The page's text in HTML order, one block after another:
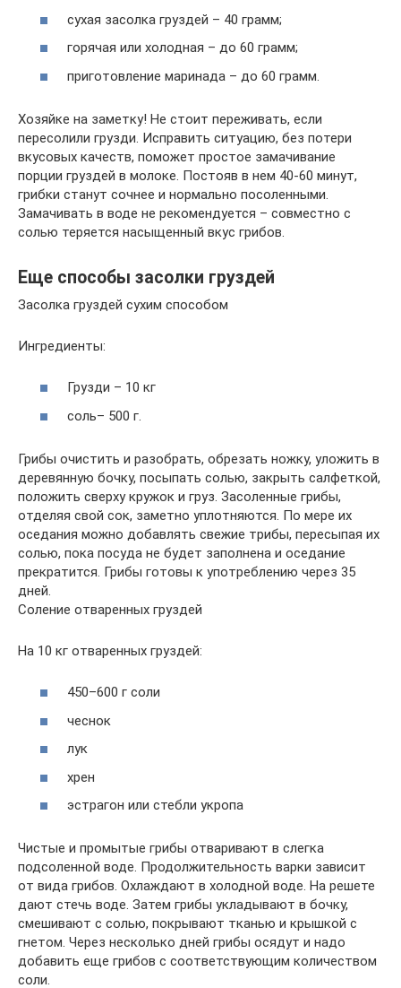
сухая засолка груздей – 40 грамм;
горячая или холодная – до 60 грамм;
приготовление маринада – до 60 грамм.
Хозяйке на заметку! Не стоит переживать, если
пересолили грузди. Исправить ситуацию, без потери
вкусовых качеств, поможет простое замачивание
порции груздей в молоке. Постояв в нем 40-60 минут,
грибки станут сочнее и нормально посоленными.
Замачивать в воде не рекомендуется – совместно с
солью теряется насыщенный вкус грибов.
Еще способы засолки груздей
Засолка груздей сухим способом
Ингредиенты:
Грузди – 10 кг
соль– 500 г.
Грибы очистить и разобрать, обрезать ножку, уложить в
деревянную бочку, посыпать солью, закрыть салфеткой,
положить сверху кружок и груз. Засоленные грибы,
отделяя свой сок, заметно уплотняются. По мере их
оседания можно добавлять свежие трибы, пересыпая их
солью, пока посуда не будет заполнена и оседание
прекратится. Грибы готовы к употреблению через 35
дней.
Соление отваренных груздей
На 10 кг отваренных груздей:
450–600 г соли
чеснок
лук
хрен
эстрагон или стебли укропа
Чистые и промытые грибы отваривают в слегка
подсоленной воде. Продолжительность варки зависит
от вида грибов. Охлаждают в холодной воде. На решете
дают стечь воде. Затем грибы укладывают в бочку,
смешивают с солью, покрывают тканью и крышкой с
гнетом. Через несколько дней грибы осядут и надо
добавить еще грибов с соответствующим количеством
соли.